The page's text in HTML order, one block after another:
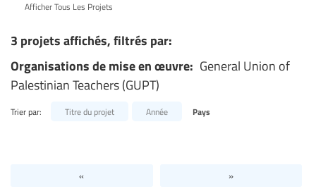
Afficher Tous Les Projets
3 projets affichés, filtrés par:
Organisations de mise en œuvre: General Union of
Palestinian Teachers (GUPT)
Trier par: Titre du projet Année Pays
« »